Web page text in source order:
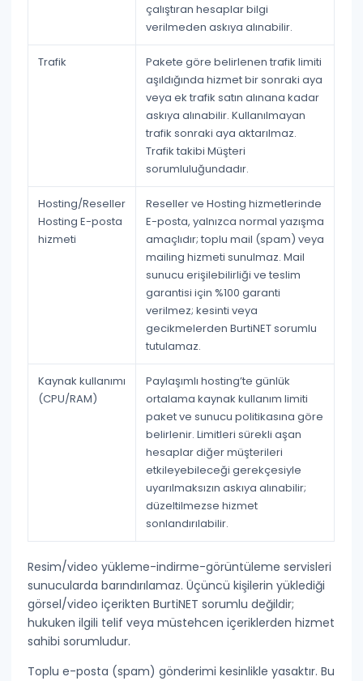
çalıştıran hesaplar bilgi
verilmeden askıya alınabilir.
Trafik
Pakete göre belirlenen trafik limiti
aşıldığında hizmet bir sonraki aya
veya ek trafik satın alınana kadar
askıya alınabilir. Kullanılmayan
trafik sonraki aya aktarılmaz.
Trafik takibiMüşteri
sorumluluğundadır.
Hosting/Reseller
Hosting E-posta
hizmeti
Reseller ve Hosting hizmetlerinde
E-posta, yalnızcanormal yazışma
amaçlıdır; toplu mail (spam) veya
mailing hizmeti sunulmaz. Mail
sunucu erişilebilirliği ve teslim
garantisi için %100 garanti
verilmez; kesinti veya
gecikmelerden BurtiNET sorumlu
tutulamaz.
Kaynak kullanımı
(CPU/RAM)
Paylaşımlı hosting’te günlük
ortalama kaynak kullanım limiti
paket ve sunucu politikasına göre
belirlenir. Limitleri sürekli aşan
hesaplar diğer müşterileri
etkileyebileceği gerekçesiyle
uyarılmaksızın askıya alınabilir;
düzeltilmezse hizmet
sonlandırılabilir.
Resim/video yükleme-indirme-görüntüleme servisleri
sunucularda barındırılamaz. Üçüncü kişilerin yüklediği
görsel/video içerikten BurtiNET sorumlu değildir;
hukuken ilgili telif veya müstehcen içeriklerden hizmet
sahibi sorumludur.
Toplu e-posta (spam) gönderimi kesinlikle yasaktır. Bu